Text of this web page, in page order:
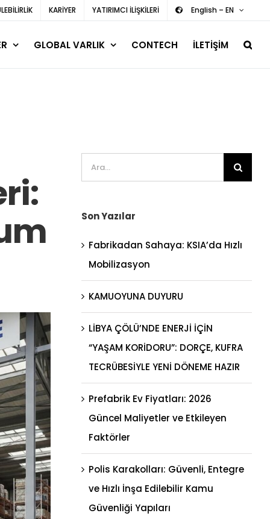
KARİYER YATIRIMCI İLİŞKİLERİ English – EN
GLOBAL VARLIK CONTECH İLETİŞİM
Ara:
Son Yazılar
Fabrikadan Sahaya: KSIA’da Hızlı
Mobilizasyon
KAMUOYUNA DUYURU
LİBYA ÇÖLÜ’NDE ENERJİ İÇİN
“YAŞAM KORİDORU”: DORÇE, KUFRA
TECRÜBESİYLE YENİ DÖNEME HAZIR
Prefabrik Ev Fiyatları: 2026
Güncel Maliyetler ve Etkileyen
Faktörler
Polis Karakolları: Güvenli, Entegre
ve Hızlı İnşa Edilebilir Kamu
Güvenliği Yapıları